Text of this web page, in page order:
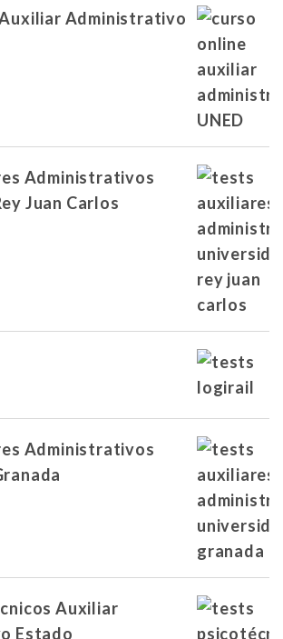
Administrativo
Administrativos
Juan Carlos
Administrativos
Auxiliar
Estado